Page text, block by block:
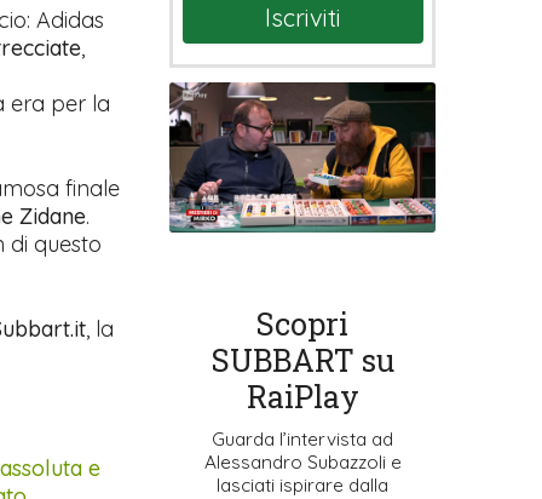
Adidas
,
era per la
finale
Zidane.
di questo
, la
e
Iscriviti
Scopri
SUBBART su
RaiPlay
Guarda l’intervista ad
Alessandro Subazzoli e
lasciati ispirare dalla